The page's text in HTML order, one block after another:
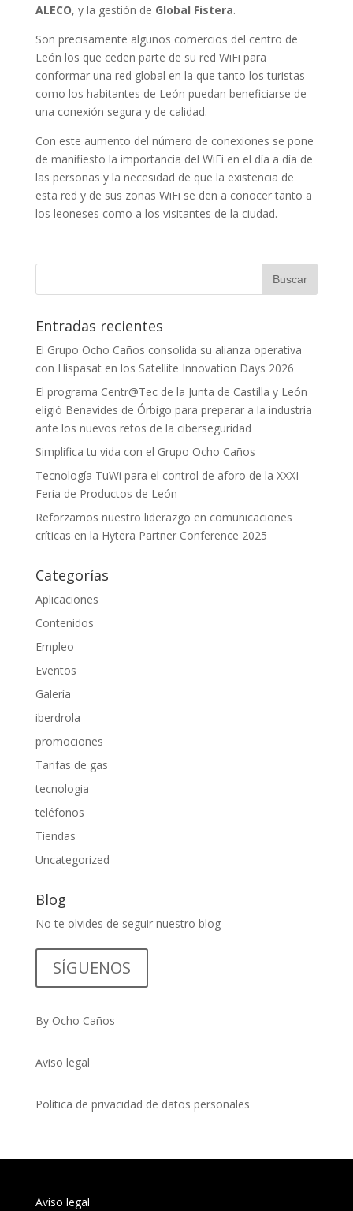
ALECO, y la gestión de Global Fistera.
Son precisamente algunos comercios del centro de
León los que ceden parte de su red WiFi para
conformar una red global en la que tanto los turistas
como los habitantes de León puedan beneficiarse de
una conexión segura y de calidad.
Con este aumento del número de conexiones se pone
de manifiesto la importancia del WiFi en el día a día de
las personas y la necesidad de que la existencia de
esta red y de sus zonas WiFi se den a conocer tanto a
los leoneses como a los visitantes de la ciudad.
Entradas recientes
El Grupo Ocho Caños consolida su alianza operativa
con Hispasat en los Satellite Innovation Days 2026
El programa Centr@Tec de la Junta de Castilla y León
eligió Benavides de Órbigo para preparar a la industria
ante los nuevos retos de la ciberseguridad
Simplifica tu vida con el Grupo Ocho Caños
Tecnología TuWi para el control de aforo de la XXXI
Feria de Productos de León
Reforzamos nuestro liderazgo en comunicaciones
críticas en la Hytera Partner Conference 2025
Categorías
Aplicaciones
Contenidos
Empleo
Eventos
Galería
iberdrola
promociones
Tarifas de gas
tecnologia
teléfonos
Tiendas
Uncategorized
Blog
No te olvides de seguir nuestro blog
SÍGUENOS
By Ocho Caños
Aviso legal
Política de privacidad de datos personales
Aviso legal